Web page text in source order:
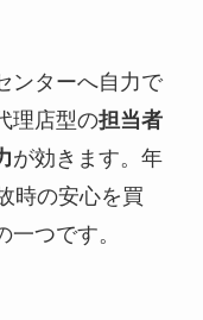
ンターへ自力で
理店型の担当者
が効きます。年
時の安心を買
つです。